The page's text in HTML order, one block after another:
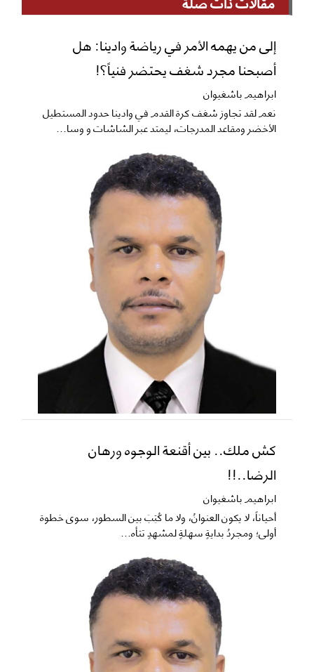
إلى من يهمه الأمر في رياضة وادينا: هل
أصبحنا مجرد شغف يحتضر فنياً؟!
ابراهيم باشغيوان
نعم ​لقد تجاوز شغف كرة القدم في وادينا حدود المستطيل
الأخضر ومقاعد المدرجات، ليمتد عبر الشاشات و وسا...
كش ملك.. بين أقنعة الوجوه ورهان
الرضا..!!
ابراهيم باشغيوان
​أحياناً، لا يكون العنوانُ، ولا ما كُتِبَ بين السطور، سوى خطوة
أولى؛ ومجردُ بدايةٍ سهلةٍ لمشهدٍ تتأه...